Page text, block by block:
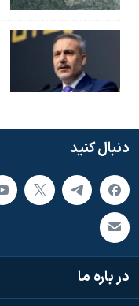
دنبال کنید
در باره ما